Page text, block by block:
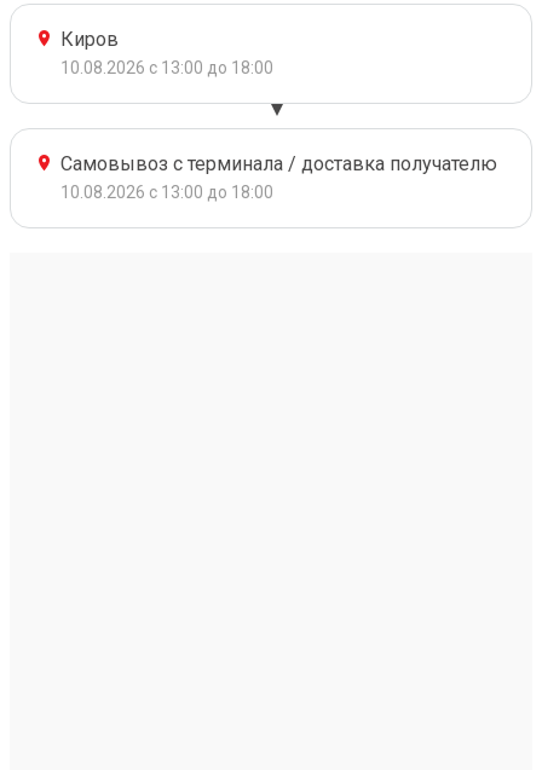
Киров
10.08.2026 с 13:00 до 18:00
Самовывоз с терминала / доставка получателю
10.08.2026 с 13:00 до 18:00